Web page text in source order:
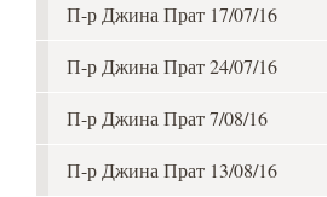
П-р Джина Прат 17/07/16
П-р Джина Прат 24/07/16
П-р Джина Прат 7/08/16
П-р Джина Прат 13/08/16